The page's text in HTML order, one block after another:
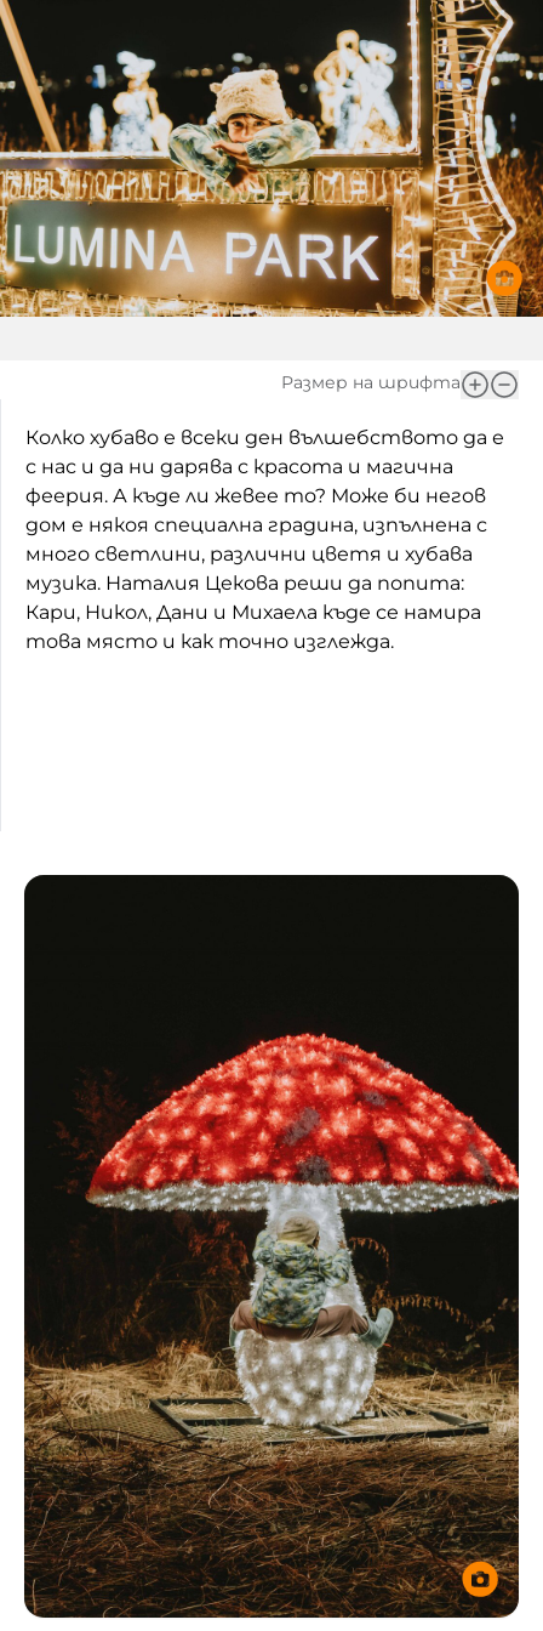
Приказки
История на изкуството
Музикална кутийка
От соул до рокендрол
Междучасие
Златната ябълка
Непознатите думи
Като Айнщайн
Домашен любимец
Питаме Ви
Кои сме ние?
За вас, родители
БНР
БНР Новини
Архивен фонд на БНР
Размер на шрифта
Колко хубаво е всеки ден вълшебството да е
с нас и да ни дарява с красота и магична
феерия. А къде ли жевее то? Може би негов
дом е някоя специална градина, изпълнена с
много светлини, различни цветя и хубава
музика. Наталия Цекова реши да попита:
Кари, Никол, Дани и Михаела къде се намира
това място и как точно изглежда.